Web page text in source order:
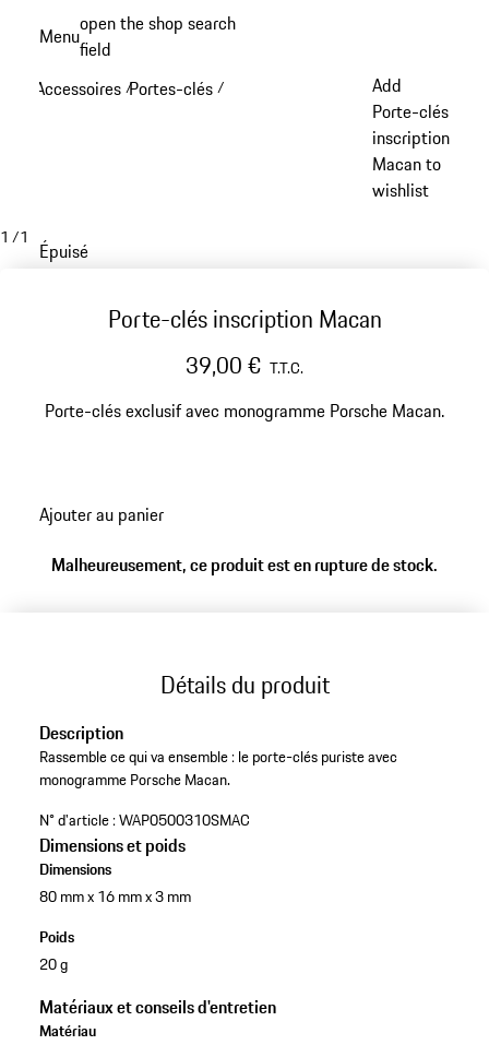
principal
Menuopen the shop search
field
Accessoires /Portes-clés /
Add
Porte-clés
inscription
Macan to
wishlist
1 /1
Épuisé
Porte-clés inscription Macan
39,00 € T.T.C.
Porte-clés exclusif avec monogramme Porsche Macan.
Ajouter au panier
Malheureusement, ce produit est en rupture de stock.
Détails du produit
Description
Rassemble ce qui va ensemble : le porte-clés puriste avec
monogramme Porsche Macan.
N° d'article :WAP0500310SMAC
Dimensions et poids
Dimensions
80 mm x 16 mm x 3 mm
Poids
20 g
Matériaux et conseils d'entretien
Matériau